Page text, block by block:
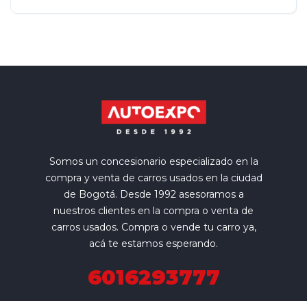
Somos un concesionario especializado en la
compra y venta de carros usados en la ciudad
de Bogotá. Desde 1992 asesoramos a
nuestros clientes en la compra o venta de
carros usados. Compra o vende tu carro ya,
acá te estamos esperando.
6016293777